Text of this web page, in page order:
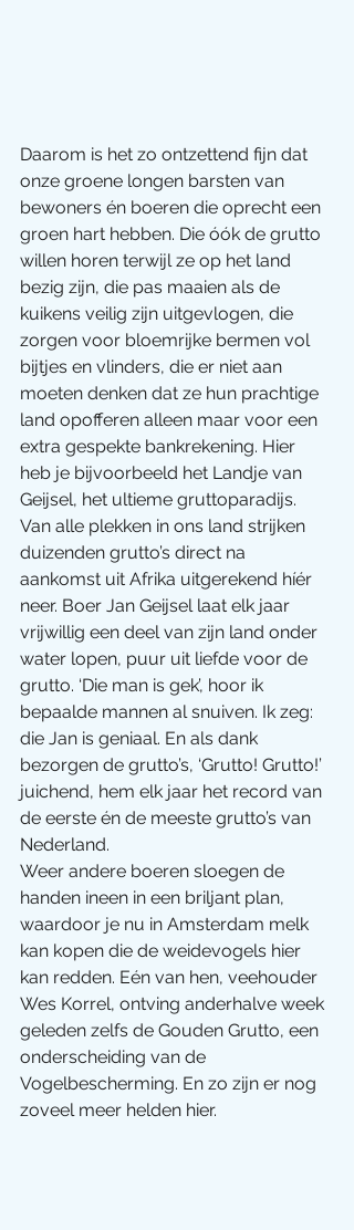
Daarom is het zo ontzettend fijn dat
onze groene longen barsten van
bewoners én boeren die oprecht een
groen hart hebben. Die óók de grutto
willen horen terwijl ze op het land
bezig zijn, die pas maaien als de
kuikens veilig zijn uitgevlogen, die
zorgen voor bloemrijke bermen vol
bijtjes en vlinders, die er niet aan
moeten denken dat ze hun prachtige
land opofferen alleen maar voor een
extra gespekte bankrekening. Hier
heb je bijvoorbeeld het Landje van
Geijsel, het ultieme gruttoparadijs.
Van alle plekken in ons land strijken
duizenden grutto’s direct na
aankomst uit Afrika uitgerekend híér
neer. Boer Jan Geijsel laat elk jaar
vrijwillig een deel van zijn land onder
water lopen, puur uit liefde voor de
grutto. ‘Die man is gek’, hoor ik
bepaalde mannen al snuiven. Ik zeg:
die Jan is geniaal. En als dank
bezorgen de grutto’s, ‘Grutto! Grutto!’
juichend, hem elk jaar het record van
de eerste én de meeste grutto’s van
Nederland.
Weer andere boeren sloegen de
handen ineen in een briljant plan,
waardoor je nu in Amsterdam melk
kan kopen die de weidevogels hier
kan redden. Eén van hen, veehouder
Wes Korrel, ontving anderhalve week
geleden zelfs de Gouden Grutto, een
onderscheiding van de
Vogelbescherming. En zo zijn er nog
zoveel meer helden hier.